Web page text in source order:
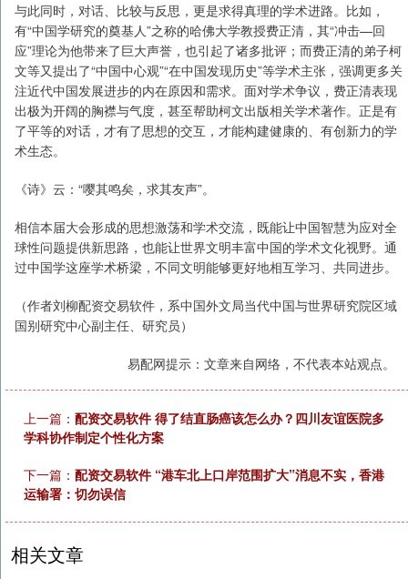
与此同时，对话、比较与反思，更是求得真理的学术进路。比如，
有“中国学研究的奠基人”之称的哈佛大学教授费正清，其“冲击—回
应”理论为他带来了巨大声誉，也引起了诸多批评；而费正清的弟子柯
文等又提出了“中国中心观”“在中国发现历史”等学术主张，强调更多关
注近代中国发展进步的内在原因和需求。面对学术争议，费正清表现
出极为开阔的胸襟与气度，甚至帮助柯文出版相关学术著作。正是有
了平等的对话，才有了思想的交互，才能构建健康的、有创新力的学
术生态。
《诗》云：“嘤其鸣矣，求其友声”。
相信本届大会形成的思想激荡和学术交流，既能让中国智慧为应对全
球性问题提供新思路，也能让世界文明丰富中国的学术文化视野。通
过中国学这座学术桥梁，不同文明能够更好地相互学习、共同进步。
（作者刘柳配资交易软件，系中国外文局当代中国与世界研究院区域
国别研究中心副主任、研究员）
易配网提示：文章来自网络，不代表本站观点。
上一篇： 配资交易软件 得了结直肠癌该怎么办？四川友谊医院多
学科协作制定个性化方案
下一篇： 配资交易软件 “港车北上口岸范围扩大”消息不实，香港
运输署：切勿误信
相关文章